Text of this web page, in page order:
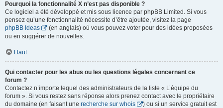
Pourquoi la fonctionnalité X n’est pas disponible ?
Ce logiciel a été développé et mis sous licence par phpBB Limited. Si vous
pensez qu’une fonctionnalité nécessite d’être ajoutée, visitez la page
phpBB Ideas
(en anglais) où vous pouvez voter pour des idées proposées
ou en suggérer de nouvelles.
Haut
Qui contacter pour les abus ou les questions légales concernant ce
forum ?
Contactez n’importe lequel des administrateurs de la liste « L’équipe du
forum ». Si vous restez sans réponse alors prenez contact avec le propriétaire
du domaine (en faisant une recherche sur whois
) ou si un service gratuit est